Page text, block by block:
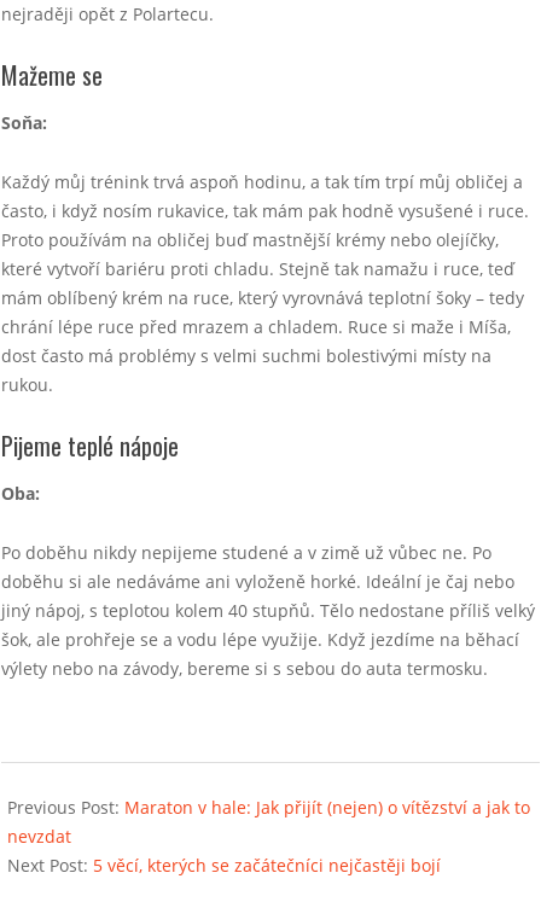
nejraději opět z Polartecu.
Mažeme se
Soňa:
Každý můj trénink trvá aspoň hodinu, a tak tím trpí můj obličej a
často, i když nosím rukavice, tak mám pak hodně vysušené i ruce.
Proto používám na obličej buď mastnější krémy nebo olejíčky,
které vytvoří bariéru proti chladu. Stejně tak namažu i ruce, teď
mám oblíbený krém na ruce, který vyrovnává teplotní šoky – tedy
chrání lépe ruce před mrazem a chladem. Ruce si maže i Míša,
dost často má problémy s velmi suchmi bolestivými místy na
rukou.
Pijeme teplé nápoje
Oba:
Po doběhu nikdy nepijeme studené a v zimě už vůbec ne. Po
doběhu si ale nedáváme ani vyloženě horké. Ideální je čaj nebo
jiný nápoj, s teplotou kolem 40 stupňů. Tělo nedostane příliš velký
šok, ale prohřeje se a vodu lépe využije. Když jezdíme na běhací
výlety nebo na závody, bereme si s sebou do auta termosku.
01-
23
Previous Post: Maraton v hale: Jak přijít (nejen) o vítězství a jak to
nevzdat
Next Post: 5 věcí, kterých se začátečníci nejčastěji bojí